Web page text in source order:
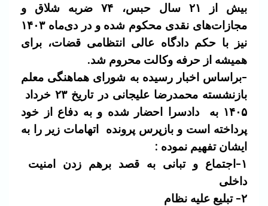
بیش از ۲۱ سال حبس، ۷۴ ضربه شلاق و
مجازات‌های نقدی محکوم شده و در دی‌ماه ۱۴۰۳
نیز با حکم دادگاه عالی انتظامی قضات، برای
همیشه از حرفه وکالت محروم شد.
-براساس اخبار رسیده به شورای هماهنگی معلم
بازنشسته محمدرضا علیجانی در تاریخ ۲۳ خرداد
۱۴۰۵ به دادسرا احضار شده و به دفاع از خود
پرداخته است و بازپرس پرونده اتهامات زیر را به
ایشان تفهیم نموده :
۱-اجتماع و تبانی به قصد برهم زدن امنیت
داخلی
۲- تبلیع علیه نظام